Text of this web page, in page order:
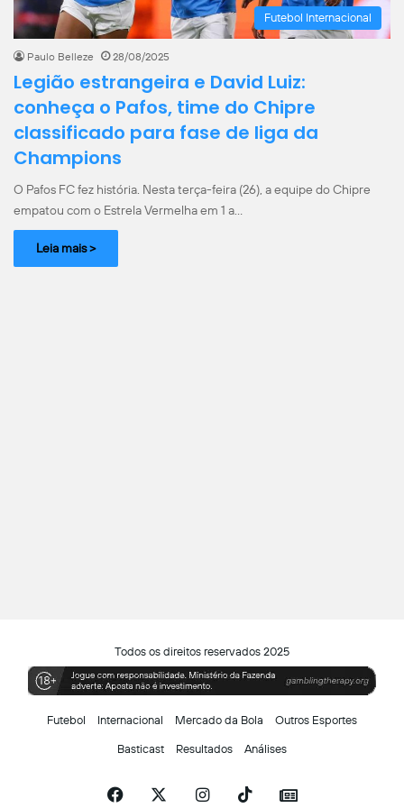
Futebol Internacional
Paulo Belleze 28/08/2025
Legião estrangeira e David Luiz:
conheça o Pafos, time do Chipre
classificado para fase de liga da
Champions
O Pafos FC fez história. Nesta terça-feira (26), a equipe do Chipre
empatou com o Estrela Vermelha em 1 a…
Leia mais >
Todos os direitos reservados 2025
Futebol Internacional Mercado da Bola Outros Esportes
Basticast Resultados Análises
Facebook InstagramTikTokSiga-